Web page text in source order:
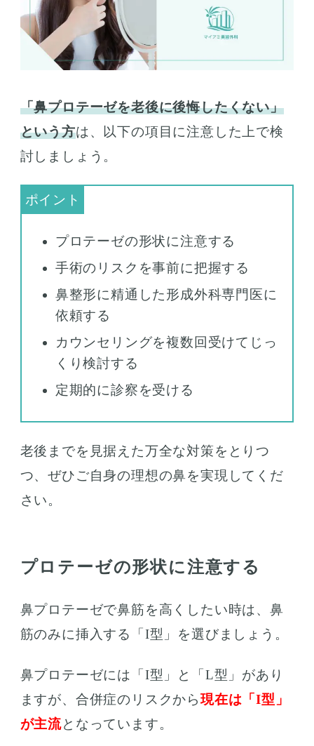
「鼻プロテーゼを老後に後悔したくない」
という方は、以下の項目に注意した上で検
討しましょう。
プロテーゼの形状に注意する
手術のリスクを事前に把握する
鼻整形に精通した形成外科専門医に
依頼する
カウンセリングを複数回受けてじっ
くり検討する
定期的に診察を受ける
老後までを見据えた万全な対策をとりつ
つ、ぜひご自身の理想の鼻を実現してくだ
さい。
プロテーゼの形状に注意する
鼻プロテーゼで鼻筋を高くしたい時は、鼻
筋のみに挿入する「I型」を選びましょう。
鼻プロテーゼには「I型」と「L型」があり
ますが、合併症のリスクから現在は「I型」
が主流となっています。